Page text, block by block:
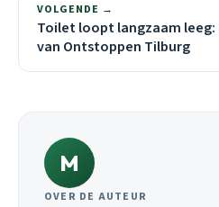
VOLGENDE →
Toilet loopt langzaam
van Ontstoppen Tilburg
M
OVER DE AUTEUR